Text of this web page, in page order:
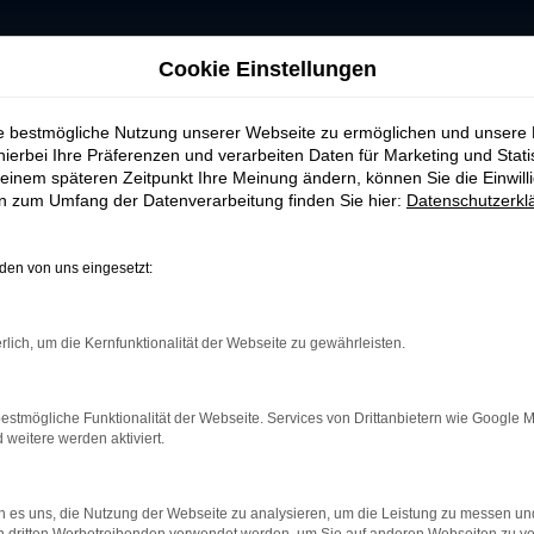
in Weiden günstig
für Weiden online
Sie Ihr Gespür für gute und zuverlässige
zu kaufen und direkt zu Ihnen nach Weiden
Bequemlichkeit einher. Und der Zustand?
Gebrauchtwagen von herausragender Qualität
wird, unterziehen wir das Fahrzeug einer
Verschleißteile.
Cookie Einstellungen
bestmögliche Nutzung unserer Webseite zu ermöglichen und unsere
Ihre Präferenzen und verarbeiten Daten für Marketing und
späteren Zeitpunkt Ihre Meinung ändern, können Sie die
zum Umfang der Datenverarbeitung finden Sie hier:
von uns eingesetzt:
um die Kernfunktionalität der Webseite zu gewährleisten.
Funktionalität der Webseite. Services von Drittanbietern wie Google
weitere werden aktiviert.
es uns, die Nutzung der Webseite zu analysieren, um die Leistung zu messen